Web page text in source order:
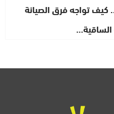
كيف تواجه فرق الصيانة